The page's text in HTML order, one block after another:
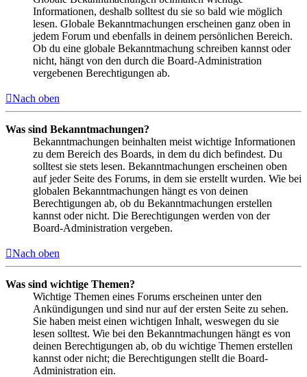
Informationen, deshalb solltest du sie so bald wie möglich
lesen. Globale Bekanntmachungen erscheinen ganz oben in
jedem Forum und ebenfalls in deinem persönlichen Bereich.
Ob du eine globale Bekanntmachung schreiben kannst oder
nicht, hängt von den durch die Board-Administration
vergebenen Berechtigungen ab.
Nach oben
Was sind Bekanntmachungen?
Bekanntmachungen beinhalten meist wichtige Informationen
zu dem Bereich des Boards, in dem du dich befindest. Du
solltest sie stets lesen. Bekanntmachungen erscheinen oben
auf jeder Seite des Forums, in dem sie erstellt wurden. Wie bei
globalen Bekanntmachungen hängt es von deinen
Berechtigungen ab, ob du Bekanntmachungen erstellen
kannst oder nicht. Die Berechtigungen werden von der
Board-Administration vergeben.
Nach oben
Was sind wichtige Themen?
Wichtige Themen eines Forums erscheinen unter den
Ankündigungen und sind nur auf der ersten Seite zu sehen.
Sie haben meist einen wichtigen Inhalt, weswegen du sie
lesen solltest. Wie bei den Bekanntmachungen hängt es von
deinen Berechtigungen ab, ob du wichtige Themen erstellen
kannst oder nicht; die Berechtigungen stellt die Board-
Administration ein.